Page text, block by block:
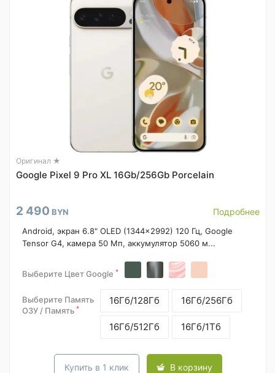
Оригинал ★
Google Pixel 9 Pro XL 16Gb/256Gb Porcelain
2 490 BYN Подробнее
Android, экран 6.8" OLED (1344x2992) 120 Гц, Google
Tensor G4, камера 50 Мп, аккумулятор 5060 м...
Выберите Цвет Google *
Выберите Память
ОЗУ / Память *
16Гб/128Гб 16Гб/256Гб
16Гб/512Гб 16Гб/1Тб
Купить в 1 клик В корзину